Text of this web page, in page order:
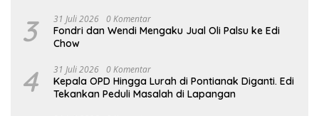
3 31 Juli 2026 0 Komentar
Fondri dan Wendi Mengaku Jual Oli Palsu ke Edi
Chow
4 31 Juli 2026 0 Komentar
Kepala OPD Hingga Lurah di Pontianak Diganti. Edi
Tekankan Peduli Masalah di Lapangan